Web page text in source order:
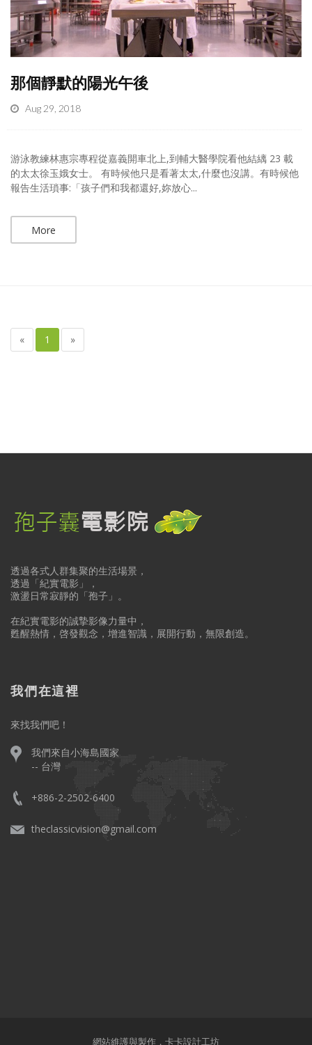
那個靜默的陽光午後
Aug 29, 2018
游泳教練林惠宗專程從嘉義開車北上,到輔大醫學院看他結縭 23 載
的太太徐玉娥女士。 有時候他只是看著太太,什麼也沒講。有時候他
報告生活瑣事:「孩子們和我都還好,妳放心...
More
« 1 »
透過各式人群集聚的生活場景，
透過「紀實電影」，
激盪日常寂靜的「孢子」。
在紀實電影的誠摯影像力量中，
甦醒熱情，啓發觀念，增進智識，展開行動，無限創造。
我們在這裡
來找我們吧！
我們來自小海島國家
-- 台灣
+886-2-2502-6400
theclassicvision@gmail.com
網站維護與製作， 卡卡設計工坊